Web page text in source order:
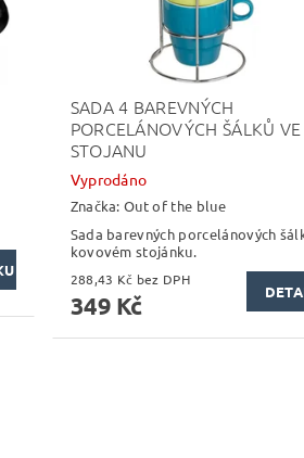
SADA 4 BAREVNÝCH
PORCELÁNOVÝCH ŠÁLKŮ VE
STOJANU
Vyprodáno
Značka:Out of the blue
Sada barevných porcelánových
kovovém stojánku.
288,43 Kč bez DPH
349 Kč